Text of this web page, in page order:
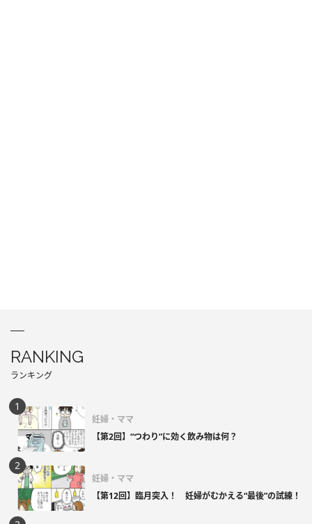
RANKING
ランキング
妊婦・ママ
【第2回】“つわり”に効く飲み物は何？
妊婦・ママ
【第12回】臨月突入！ 妊婦がむかえる“最後”の試練！